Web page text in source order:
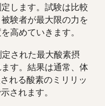
します。試験は比較
験者が最大限の力を
高めていきます。
された最大酸素摂
す。結果は通常、体
れる酸素のミリリッ
されます。